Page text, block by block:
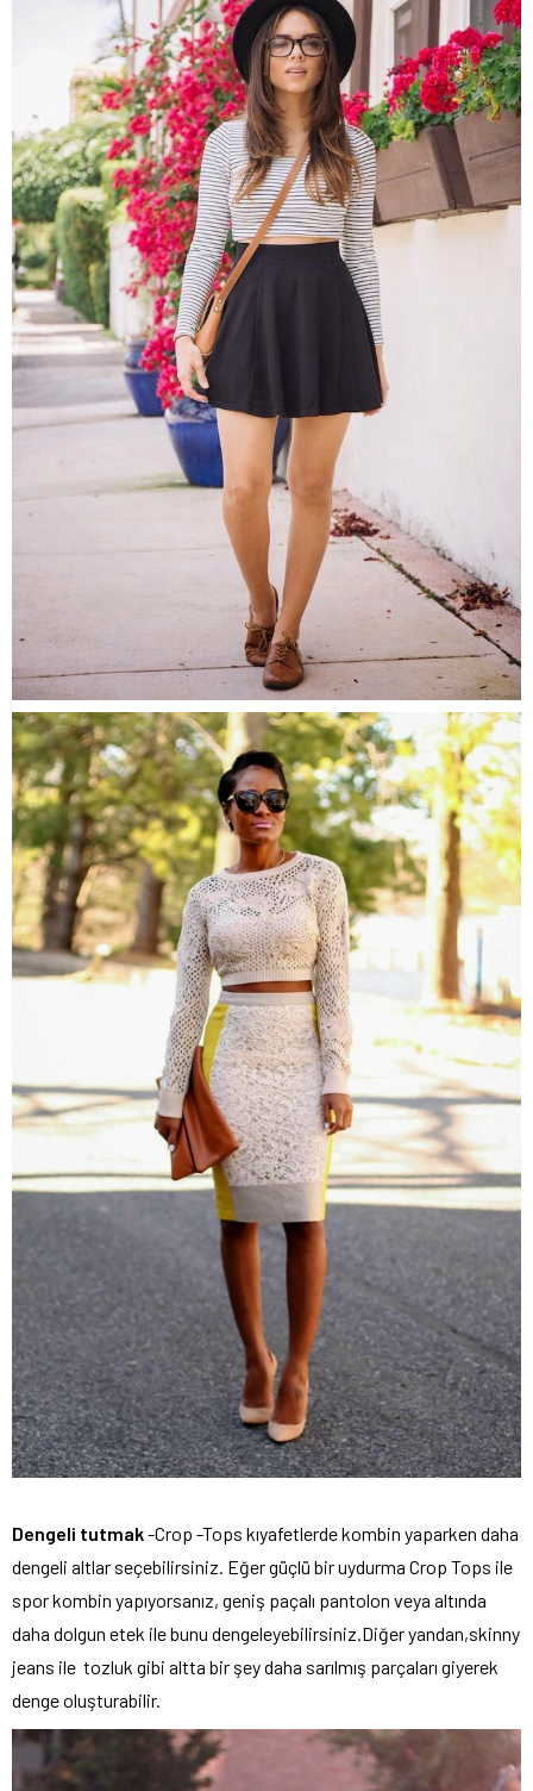
Dengeli tutmak-Crop -Tops kıyafetlerde kombin yaparken daha
dengeli altlar seçebilirsiniz. Eğer güçlü bir uydurma Crop Tops ile
spor kombin yapıyorsanız, geniş paçalı pantolon veya altında
daha dolgun etek ile bunu dengeleyebilirsiniz.Diğer yandan,skinny
jeans ile tozluk gibi altta bir şey daha sarılmış parçaları giyerek
denge oluşturabilir.